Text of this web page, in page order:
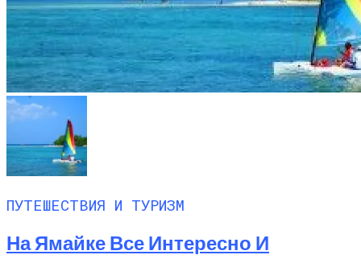
ПУТЕШЕСТВИЯ И ТУРИЗМ
На Ямайке Все Интересно И